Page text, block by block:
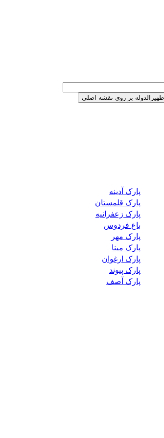
پارک آدینه
پارک قلمستان
پارک زعفرانیه
باغ فردوس
پارک مهر
پارک مینا
پارک ارغوان
پارک پیوند
پارک آصف